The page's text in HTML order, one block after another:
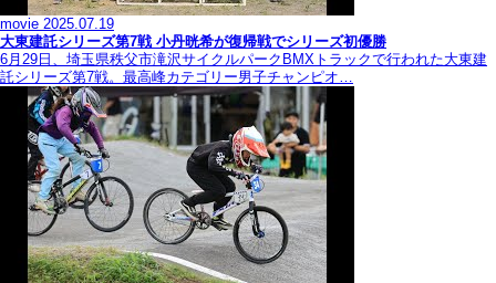
movie 2025.07.19
大東建託シリーズ第7戦 ⼩丹晄希が復帰戦でシリーズ初優勝
6月29日、埼玉県秩父市滝沢サイクルパークBMXトラックで行われた大東建
託シリーズ第7戦。最高峰カテゴリー男子チャンピオ…